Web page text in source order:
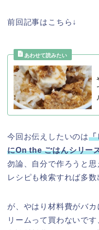
前回記事はこちら↓
今回お伝えしたいのは「
にOn the ごはんシリー
勿論、自分で作ろうと思
レシピも検索すれば多数
が、やはり材料費がバ
リームって買わないです